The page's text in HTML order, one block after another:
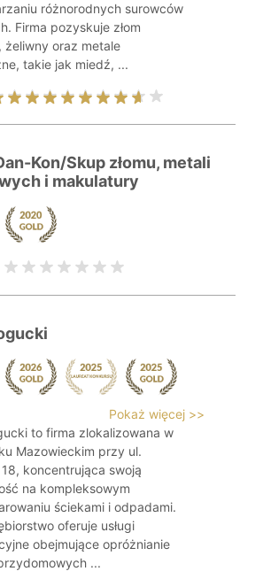
różnorodnych surowców
Firma pozyskuje złom
żeliwny oraz metale
takie jak miedź, ...
Kon/Skup złomu, metali
i makulatury
Pokaż więcej >>
to firma zlokalizowana w
Mazowieckim przy ul.
18, koncentrująca swoją
na kompleksowym
ściekami i odpadami.
oferuje usługi
obejmujące opróżnianie
...